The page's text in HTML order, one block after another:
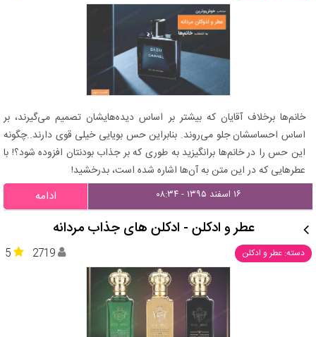
خانم‌ها برخلاف آقایان که بیشتر بر اساس دیده‌هایشان تصمیم می‌گیرند، بر
اساس احساسشان جلو می‌روند. بنابراین حس بویایی خیلی قوی دارند..چگونه
این حس را در خانم‌ها برانگیزید به طوری که بر جذاب بودنتان افزوده شود؟! با
عطرهایی که در این متن به آن‌ها اشاره شده است، بدرخشید!
۱۶ اسفند ۱۳۹۵ - ۰۸:۳۴ ادامه
عطر و ادکلن - ادکلن های جذاب مردانه
دسته: عطر و ادکلن 5 2719